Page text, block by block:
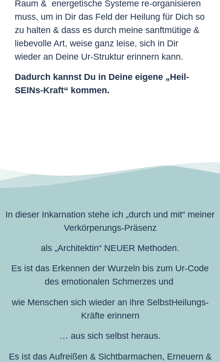
Raum & energetische Systeme re-organisieren
muss, um in Dir das Feld der Heilung für Dich so
zu halten & dass es durch meine sanftmütige &
liebevolle Art, weise ganz leise, sich in Dir
wieder an Deine Ur-Struktur erinnern kann.
Dadurch kannst Du in Deine eigene „Heil-
SEINs-Kraft“ kommen.
In dieser Inkarnation stehe ich „durch und mit“ meiner
Verkörperungs-Präsenz
als „Architektin“ NEUER Methoden.
Es ist das Erkennen der Wurzeln bis zum Ur-Code
des emotionalen Schmerzes und
wie Menschen sich wieder an ihre SelbstHeilungs-
Kräfte erinnern
… aus sich selbst heraus.
Es ist das Aufreißen & Sichtbarmachen, Erneuern &